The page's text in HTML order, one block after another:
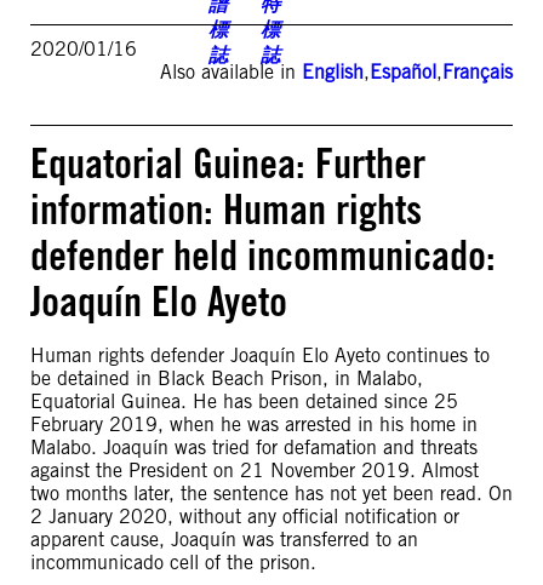
2020/01/16
Also available in English,Español,Français
Equatorial Guinea: Further
information: Human rights
defender held incommunicado:
Joaquín Elo Ayeto
Human rights defender Joaquín Elo Ayeto continues to
be detained in Black Beach Prison, in Malabo,
Equatorial Guinea. He has been detained since 25
February 2019, when he was arrested in his home in
Malabo. Joaquín was tried for defamation and threats
against the President on 21 November 2019. Almost
two months later, the sentence has not yet been read. On
2 January 2020, without any official notification or
apparent cause, Joaquín was transferred to an
incommunicado cell of the prison.